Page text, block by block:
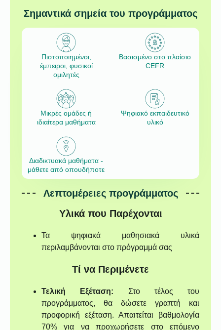
Σημαντικά σημεία του προγράμματος
Πιστοποιημένοι,
έμπειροι, φυσικοί
ομιλητές
Βασισμένο στο πλαίσιο
CEFR
Μικρές ομάδες ή
ιδιαίτερα μαθήματα
Ψηφιακό εκπαιδευτικό
υλικό
Διαδικτυακά μαθήματα -
μάθετε από οπουδήποτε
Λεπτομέρειες προγράμματος
Υλικά που Παρέχονται
Τα ψηφιακά μαθησιακά υλικά
περιλαμβάνονται στο πρόγραμμά σας
Τί να Περιμένετε
Τελική Εξέταση: Στο τέλος του
προγράμματος, θα δώσετε γραπτή και
προφορική εξέταση. Απαιτείται βαθμολογία
70% για να προχωρήσετε στο επόμενο